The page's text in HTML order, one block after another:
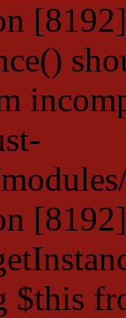
$this